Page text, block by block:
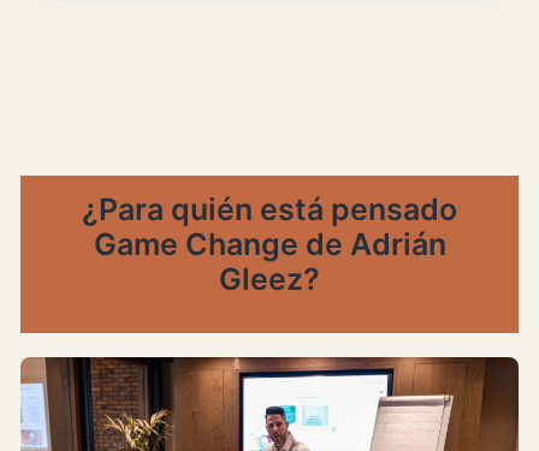
¿Para quién está pensado
Game Change de Adrián
Gleez?